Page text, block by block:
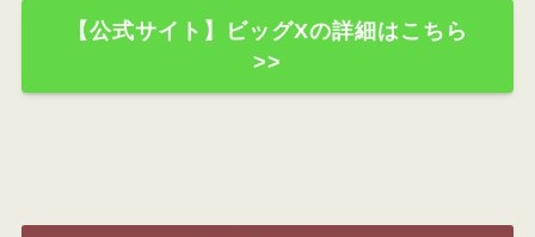
【公式サイト】ビッグXの詳細はこちら
>>